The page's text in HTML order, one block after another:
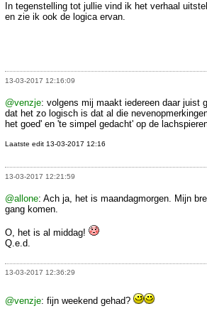
In tegenstelling tot jullie vind ik het verhaal
en zie ik ook de logica ervan.
13-03-2017 12:16:09
@venzje: volgens mij maakt iedereen daar juist
dat het zo logisch is dat al die
het goed' en 'te simpel gedacht' op de
Laatste edit 13-03-2017 12:16
13-03-2017 12:21:59
@allone: Ach ja, het is maandagmorgen. Mijn
gang komen.
O, het is al middag!
Q.e.d.
13-03-2017 12:36:29
@venzje: fijn weekend gehad?